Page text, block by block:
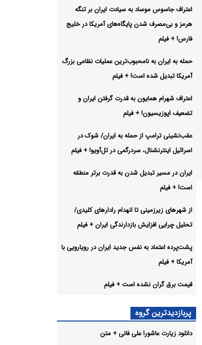
اعتراف جاسوس موساد به سیادت ایران بر تنگه
هرمز و بی‌مصرف شدن پایگاه‌های آمریکا در خلیج
فارس! + فیلم
حمله به ایران به نامحبوب‌ترین عملیات نظامی بزرگ
آمریکا تبدیل شده است! + فیلم
اعتراف شهرام همایون به قدرت گرفتن ایران و
تضعیف اپوزیسیون! + فیلم
عقب‌نشینی ترامپ از حمله به ایران/ شوک در
اسرائیل اینترنشنال، سردرگمی در تل‌آویو! + فیلم
ایران در مسیر تبدیل شدن به قدرت برتر منطقه
است! + فیلم
از شهرهای زیرزمینی تا انهدام رادارهای کلیدی/
تحلیل چرایی افزایش بازدارندگی ایران + فیلم
پشت‌پرده اعتماد به نفس جدید ایران در رویارویی با
آمریکا + فیلم
قیمت برق گران نشده است + فیلم
پربازدیدترین گروه
دانلود زیارت عاشورا علی فانی + متن